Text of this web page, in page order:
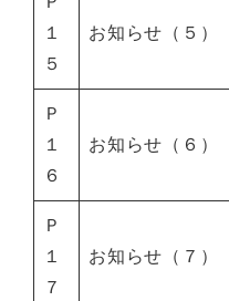
１
５
お知らせ（５）
Ｐ
１
６
お知らせ（６）
Ｐ
１
７
お知らせ（７）